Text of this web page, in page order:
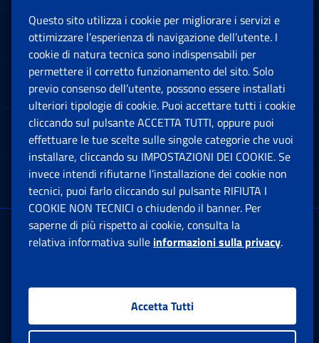
Sedi e Contatti
Software
Note Legali
App mobile
Sede Legale : Via Ciro il Grande, 21
00144 Roma
Facebook: Apre una nuova finestra
Twitter: Apre una nuova finestra
Whatsapp: Apre una nuova
Youtube: Apre una
Instagram:
Questo sito utilizza i cookie per migliorare i servizi e
ottimizzare l’esperienza di navigazione dell’utente. I
cookie di natura tecnica sono indispensabili per
permettere il corretto funzionamento del sito. Solo
previo consenso dell’utente, possono essere installati
ulteriori tipologie di cookie. Puoi accettare tutti i cookie
cliccando sul pulsante ACCETTA TUTTI, oppure puoi
effettuare le tue scelte sulle singole categorie che vuoi
installare, cliccando su IMPOSTAZIONI DEI COOKIE. Se
invece intendi rifiutarne l’installazione dei cookie non
tecnici, puoi farlo cliccando sul pulsante RIFIUTA I
COOKIE NON TECNICI o chiudendo il banner. Per
saperne di più rispetto ai cookie, consulta la
relativa informativa sulle informazioni sulla privacy.
Accetta Tutti